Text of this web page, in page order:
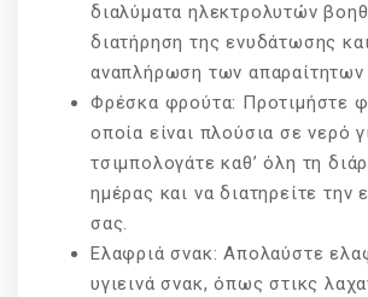
διαλύματα ηλεκτρολυτών
διατήρηση της ενυδάτωσης
αναπλήρωση των απαραίτητων
Φρέσκα φρούτα: Προτιμήστε
οποία είναι πλούσια σε νερό
τσιμπολογάτε καθ’ όλη τη
ημέρας και να διατηρείτε την
σας.
Ελαφριά σνακ: Απολαύστε
υγιεινά σνακ, όπως στικς